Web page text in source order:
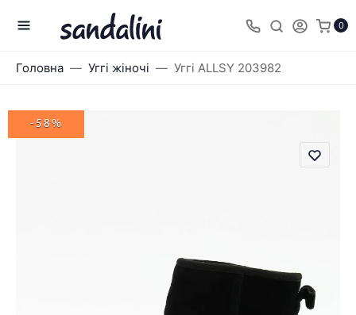
0
Головна Уггі жіночі Уггі ALLSY 203982
-58%